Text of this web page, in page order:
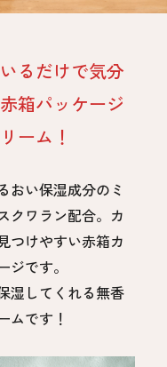
るだけで気分
箱パッケージ
ーム！
おい保湿成分のミ
クワラン配合。カ
つけやすい赤箱カ
ジです。
湿してくれる無香
ムです！